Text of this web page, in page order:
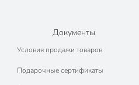
Документы
Условия продажи товаров
Подарочные сертификаты